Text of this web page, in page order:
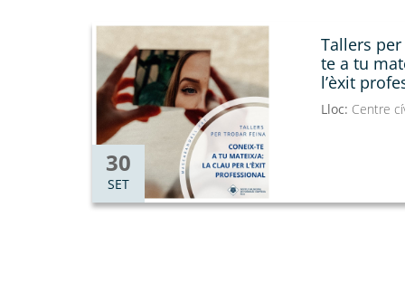
30
SET
Tallers
te a tu
l’èxit
Lloc: Centre